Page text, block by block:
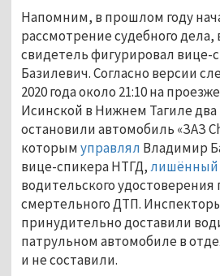
Напомним, в прошлом году
рассмотрение судебного дела,
свидетель фигурировал вице-
Базилевич. Согласно версии
2020 года около 21:10 на
Исинской в Нижнем Тагиле
остановили автомобиль «ЗАЗ
которымуправлял Владимир
вице-спикера НТГД,лишённый
водительского удостоверения
смертельного ДТП.
принудительно доставили
патрульном автомобиле в
и не составили.